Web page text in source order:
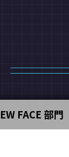
FACE 部門